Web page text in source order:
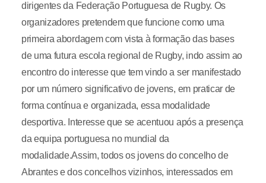
dirigentes da Federação Portuguesa de Rugby. Os
organizadores pretendem que funcione como uma
primeira abordagem com vista à formação das bases
de uma futura escola regional de Rugby, indo assim ao
encontro do interesse que tem vindo a ser manifestado
por um número significativo de jovens, em praticar de
forma contínua e organizada, essa modalidade
desportiva. Interesse que se acentuou após a presença
da equipa portuguesa no mundial da
modalidade.Assim, todos os jovens do concelho de
Abrantes e dos concelhos vizinhos, interessados em